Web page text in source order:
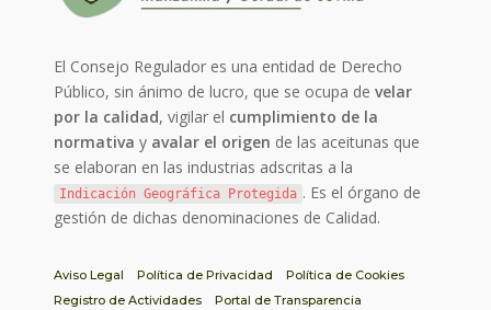
El Consejo Regulador es una entidad de Derecho
Público, sin ánimo de lucro, que se ocupa develar
por la calidad, vigilar el cumplimiento de la
normativa y avalar el origen de las aceitunas que
se elaboran en las industrias adscritas a la
Indicación Geográfica Protegida . Es el órgano de
gestión de dichas denominaciones de Calidad.
Aviso Legal Política de Privacidad
Política de Cookies
Registro de Actividades
Portal de Transparencia